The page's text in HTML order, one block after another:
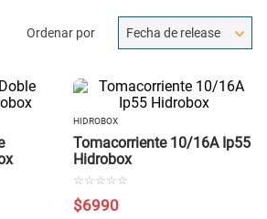
Ordenar por Fecha de release
HIDROBOX
Tomacorriente 10/16A Ip55
Hidrobox
☆ ☆ ☆ ☆ ☆
$6990